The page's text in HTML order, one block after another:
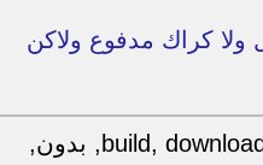
ولا كراك مدفوع ولاكن